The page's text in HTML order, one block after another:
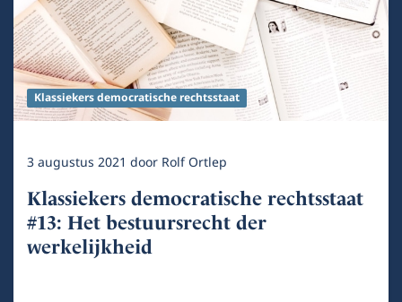
Klassiekers democratische rechtsstaat
3 augustus 2021 door Rolf Ortlep
Klassiekers democratische rechtsstaat
#13: Het bestuursrecht der
werkelijkheid